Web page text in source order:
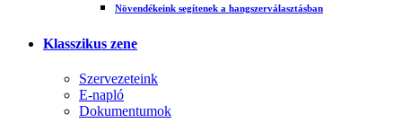
Növendékeink segítenek a hangszerválasztásban
Klasszikus zene
Szervezeteink
E-napló
Dokumentumok